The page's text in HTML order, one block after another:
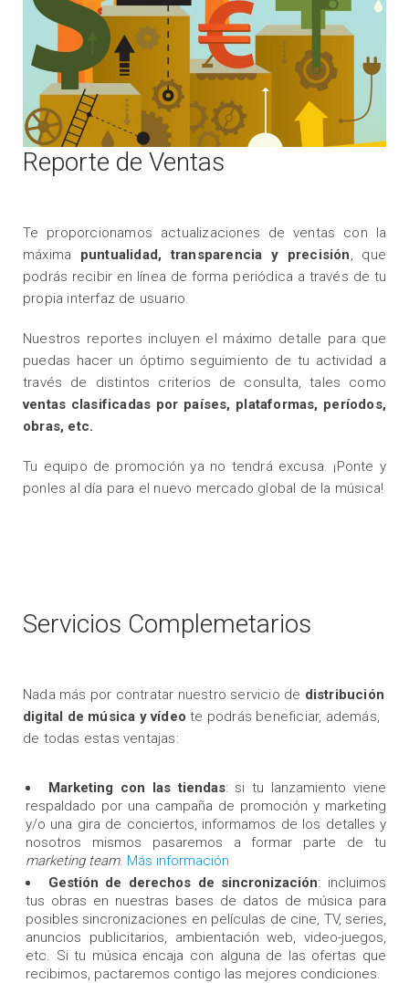
Reporte de Ventas
Te proporcionamos actualizaciones de ventas con la
máxima puntualidad, transparencia y precisión, que
podrás recibir en línea de forma periódica a través de tu
propia interfaz de usuario.
Nuestros reportes incluyen el máximo detalle para que
puedas hacer un óptimo seguimiento de tu actividad a
través de distintos criterios de consulta, tales como
ventas clasificadas por países, plataformas, períodos,
obras, etc.
Tu equipo de promoción ya no tendrá excusa. ¡Ponte y
ponles al día para el nuevo mercado global de la música!
Servicios Complemetarios
Nada más por contratar nuestro servicio de distribución
digital de música y vídeote podrás beneficiar, además,
de todas estas ventajas:
Marketing con las tiendas: si tu lanzamiento viene
respaldado por una campaña de promoción y marketing
y/o una gira de conciertos, informamos de los detalles y
nosotros mismos pasaremos a formar parte de tu
marketing team. Más información
Gestión de derechos de sincronización: incluimos
tus obras en nuestras bases de datos de música para
posibles sincronizaciones en películas de cine, TV, series,
anuncios publicitarios, ambientación web, video-juegos,
etc. Si tu música encaja con alguna de las ofertas que
recibimos, pactaremos contigo las mejores condiciones.